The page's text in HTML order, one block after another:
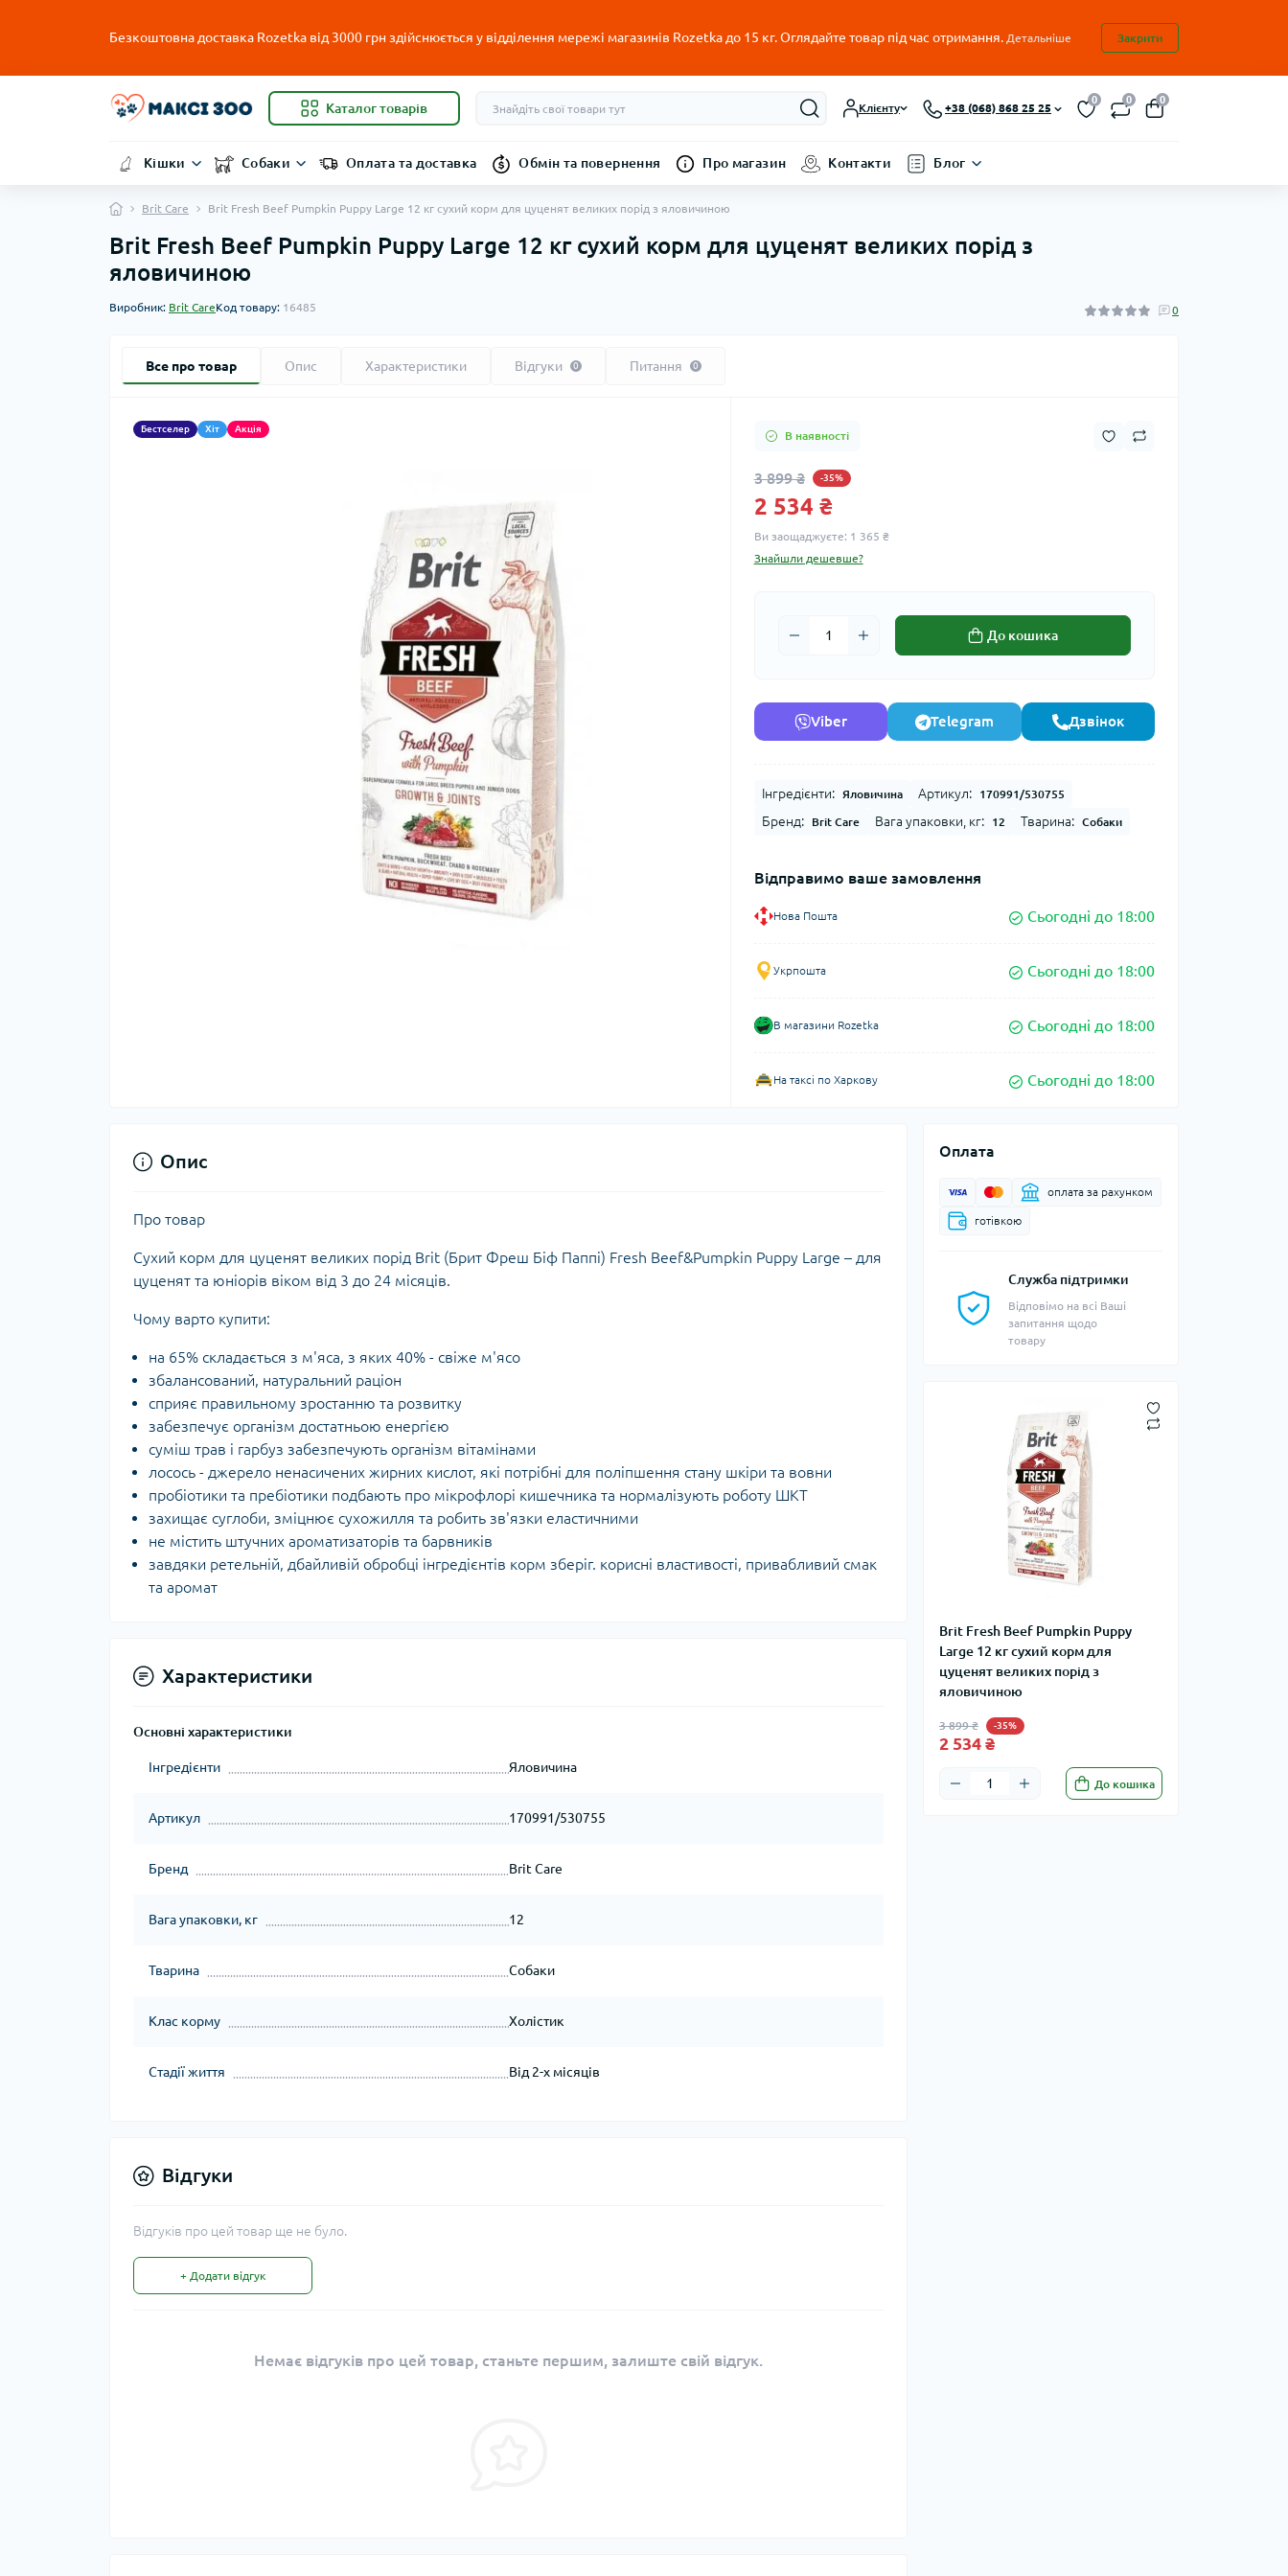
Безкоштовна доставка Rozetka від 3000 грн здійснюється у відділення мережі магазинів Rozetka до 15 кг. Оглядайте товар під час отримання. Детальніше Закрити
Каталог товарів Клієнту +38 (068) 868 25 25
0 0 0
Кішки Собаки Оплата та доставка Обмін та повернення Про магазин Контакти Блог
Brit Care Brit Fresh Beef Pumpkin Puppy Large 12 кг сухий корм для цуценят великих порід з яловичиною
Brit Fresh Beef Pumpkin Puppy Large 12 кг сухий корм для цуценят великих порід з
яловичиною
Виробник: Brit CareКод товару: 16485 0
Все про товар Опис Характеристики Відгуки 0 Питання 0
Бестселер Хіт Акція
В наявності
3 899 ₴ -35%
2 534 ₴
Ви заощаджуєте: 1 365 ₴
Знайшли дешевше?
До кошика
Viber Telegram Дзвінок
Інгредієнти: Яловичина Артикул: 170991/530755
Бренд: Brit Care Вага упаковки, кг: 12 Тварина: Собаки
Відправимо ваше замовлення
Нова Пошта Сьогодні до 18:00
Укрпошта Сьогодні до 18:00
В магазини Rozetka Сьогодні до 18:00
На таксі по Харкову Сьогодні до 18:00
Оплата
оплата за рахунком
готівкою
Служба підтримки
Відповімо на всі Ваші
запитання щодо
товару
Brit Fresh Beef Pumpkin Puppy
Large 12 кг сухий корм для
цуценят великих порід з
яловичиною
3 899 ₴ -35%
2 534 ₴
До кошика
Опис
Про товар
Сухий корм для цуценят великих порід Brit (Брит Фреш Біф Паппі) Fresh Beef&Pumpkin Puppy Large – для
цуценят та юніорів віком від 3 до 24 місяців.
Чому варто купити:
на 65% складається з м'яса, з яких 40% - свіже м'ясо
збалансований, натуральний раціон
сприяє правильному зростанню та розвитку
забезпечує організм достатньою енергією
суміш трав і гарбуз забезпечують організм вітамінами
лосось - джерело ненасичених жирних кислот, які потрібні для поліпшення стану шкіри та вовни
пробіотики та пребіотики подбають про мікрофлорі кишечника та нормалізують роботу ШКТ
захищає суглоби, зміцнює сухожилля та робить зв'язки еластичними
не містить штучних ароматизаторів та барвників
завдяки ретельній, дбайливій обробці інгредієнтів корм зберіг. корисні властивості, привабливий смак
та аромат
Характеристики
Основні характеристики
Інгредієнти Яловичина
Артикул 170991/530755
Бренд Brit Care
Вага упаковки, кг 12
Тварина Собаки
Клас корму Холістик
Стадії життя Від 2-х місяців
Відгуки
Відгуків про цей товар ще не було.
+ Додати відгук
Немає відгуків про цей товар, станьте першим, залиште свій відгук.